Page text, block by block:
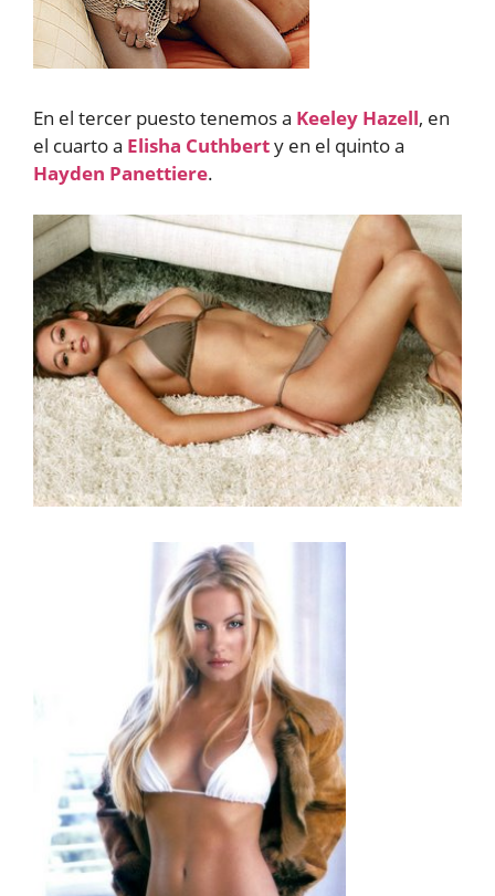
En el tercer puesto tenemos a Keeley Hazell, en
el cuarto a Elisha Cuthberty en el quinto a
Hayden Panettiere.